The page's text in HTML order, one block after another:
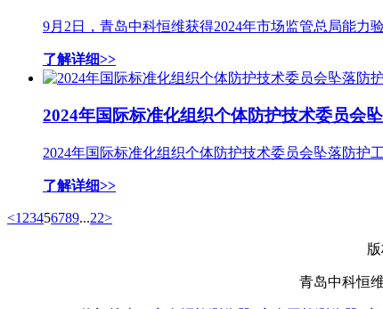
9月2日，青岛中科恒维获得2024年市场监管总局能力
了解详细>>
2024年国际标准化组织个体防护技术委员会
2024年国际标准化组织个体防护技术委员会坠落防护
了解详细>>
<1 23456789...22>
青岛中科恒